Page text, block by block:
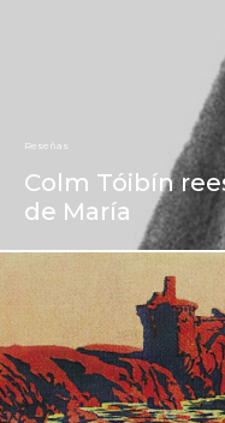
Reseñas
Colm Tóibín
de María